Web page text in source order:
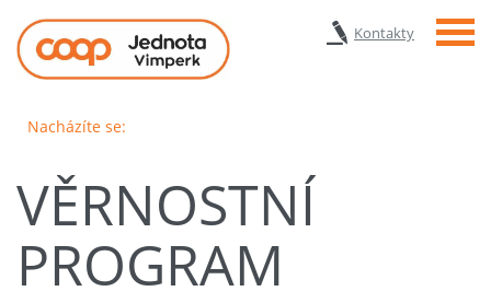
Kontakty Menu
Nacházíte se:
VĚRNOSTNÍ
PROGRAM